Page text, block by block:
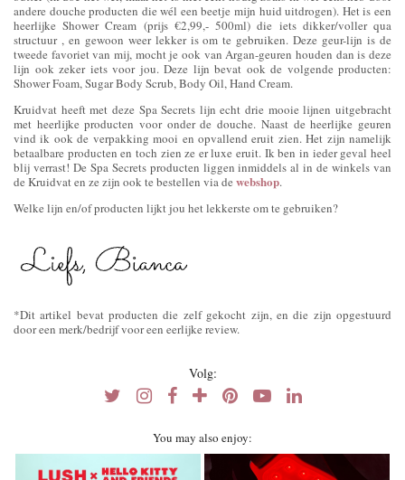
andere douche producten die wél een beetje mijn huid uitdrogen). Het is een
heerlijke Shower Cream (prijs €2,99,- 500ml) die iets dikker/voller qua
structuur , en gewoon weer lekker is om te gebruiken. Deze geur-lijn is de
tweede favoriet van mij, mocht je ook van Argan-geuren houden dan is deze
lijn ook zeker iets voor jou. Deze lijn bevat ook de volgende producten:
Shower Foam, Sugar Body Scrub, Body Oil, Hand Cream.
Kruidvat heeft met deze Spa Secrets lijn echt drie mooie lijnen uitgebracht
met heerlijke producten voor onder de douche. Naast de heerlijke geuren
vind ik ook de verpakking mooi en opvallend eruit zien. Het zijn namelijk
betaalbare producten en toch zien ze er luxe eruit. Ik ben in ieder geval heel
blij verrast! De Spa Secrets producten liggen inmiddels al in de winkels van
de Kruidvat en ze zijn ook te bestellen via de webshop.
Welke lijn en/of producten lijkt jou het lekkerste om te gebruiken?
*Dit artikel bevat producten die zelf gekocht zijn, en die zijn opgestuurd
door een merk/bedrijf voor een eerlijke review.
Volg:
You may also enjoy: